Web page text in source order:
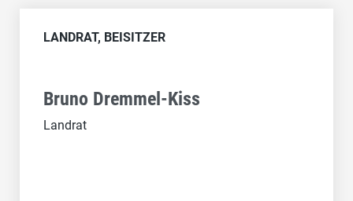
LANDRAT, BEISITZER
Bruno Dremmel-Kiss
Landrat